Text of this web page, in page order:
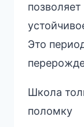
Это
Школа
поломку